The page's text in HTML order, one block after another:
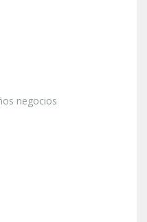
negocios